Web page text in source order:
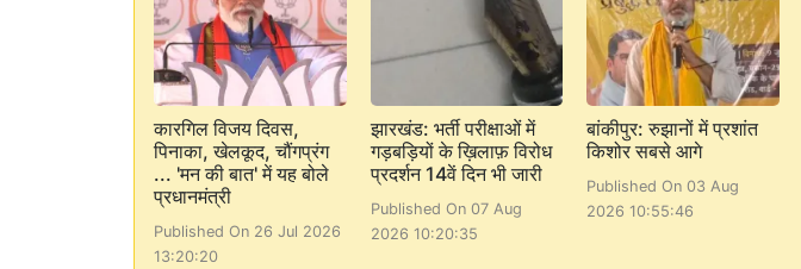
कारगिल विजय दिवस,
पिनाका, खेलकूद, चौंगप्रंग
... 'मन की बात' में यह बोले
प्रधानमंत्री
Published On 26 Jul 2026
13:20:20
झारखंड: भर्ती परीक्षाओं में
गड़बड़ियों के ख़िलाफ़ विरोध
प्रदर्शन 14वें दिन भी जारी
Published On 07 Aug
2026 10:20:35
बांकीपुर: रुझानों में प्रशांत
किशोर सबसे आगे
Published On 03 Aug
2026 10:55:46